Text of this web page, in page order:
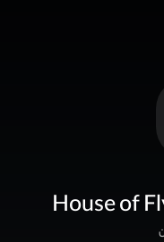
House of